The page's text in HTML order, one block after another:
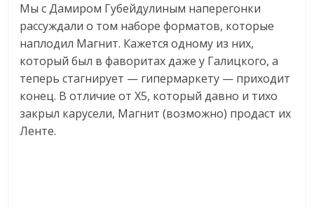
торговле,
сервисах
для
Commerce,
ритейле,
логистике,
технологиях,
Мы с Дамиром Губейдулиным наперегонки
рассуждали о том наборе форматов, которые
наплодил Магнит. Кажется одному из них,
который был в фаворитах даже у Галицкого, а
теперь стагнирует — гипермаркету — приходит
конец. В отличие от X5, который давно и тихо
закрыл карусели, Магнит (возможно) продаст их
Ленте.